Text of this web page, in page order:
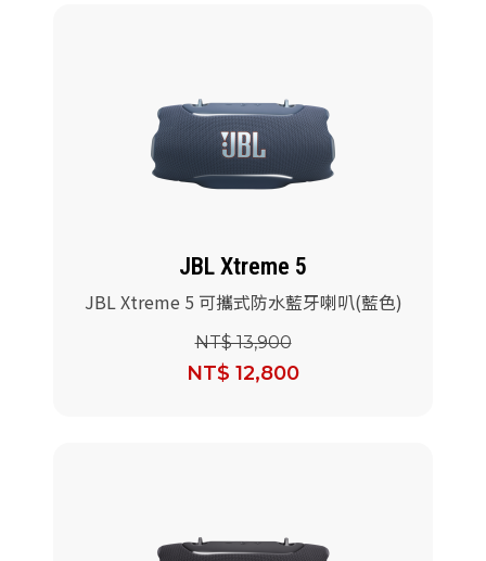
JBL Xtreme 5
JBL Xtreme 5 可攜式防水藍牙喇叭(藍色)
NT$ 13,900
NT$ 12,800